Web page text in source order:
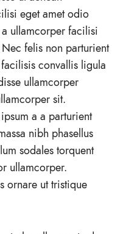
eget amet odio
ullamcorper facilisi
felis non parturient
convallis ligula
ullamcorper
sit.
a a parturient
nibh phasellus
sodales torquent
ullamcorper.
ornare ut tristique